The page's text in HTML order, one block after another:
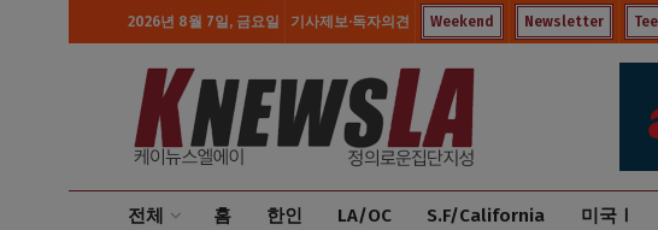
2026년 8월 7일, 금요일 기사제보·독자의견 Weekend Newsletter
전체 홈 한인 LA/OC S.F/California 미국Ⅰ